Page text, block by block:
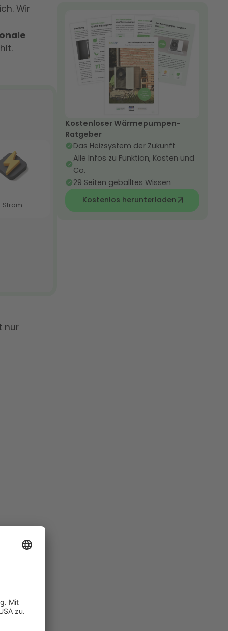
Wir
nur
Kostenloser Wärmepumpen-
Ratgeber
Das Heizsystem der Zukunft
Alle Infos zu Funktion, Kosten und
Co.
29 Seiten geballtes Wissen
Kostenlos herunterladen